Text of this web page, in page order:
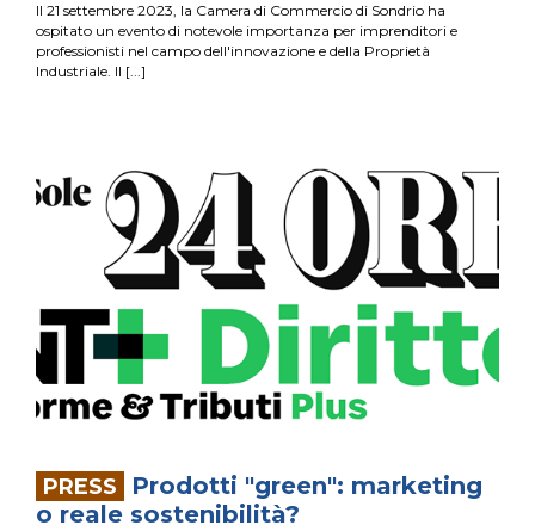
Il 21 settembre 2023, la Camera di Commercio di Sondrio ha
ospitato un evento di notevole importanza per imprenditori e
professionisti nel campo dell'innovazione e della Proprietà
Industriale. Il
Prodotti "green": marketing
o reale sostenibilità?